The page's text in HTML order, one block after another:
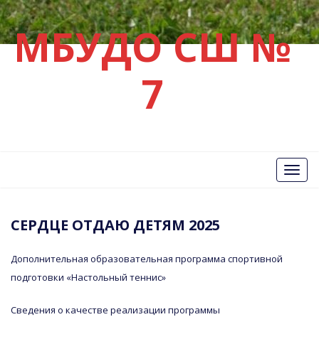
МБУДО СШ №
7
Вкл/
Выкл
СЕРДЦЕ ОТДАЮ ДЕТЯМ 2025
Дополнительная образовательная программа спортивной
подготовки «Настольный теннис»
Сведения о качестве реализации программы